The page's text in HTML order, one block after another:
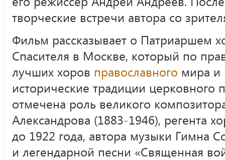
творческие встречи автора со
Фильм рассказывает о Патриаршем
Спасителя в Москве, который по
лучших хоров православного мира и
исторические традиции церковного
отмечена роль великого
Александрова (1883-1946), регента
до 1922 года, автора музыки Гимна
и легендарной песни «Священная